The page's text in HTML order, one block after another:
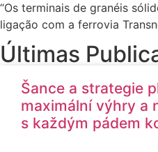
“Os terminais de granéis
ligação com a ferrovia
Últimas
Šance a strategie
maximální výhry a
s každým pádem